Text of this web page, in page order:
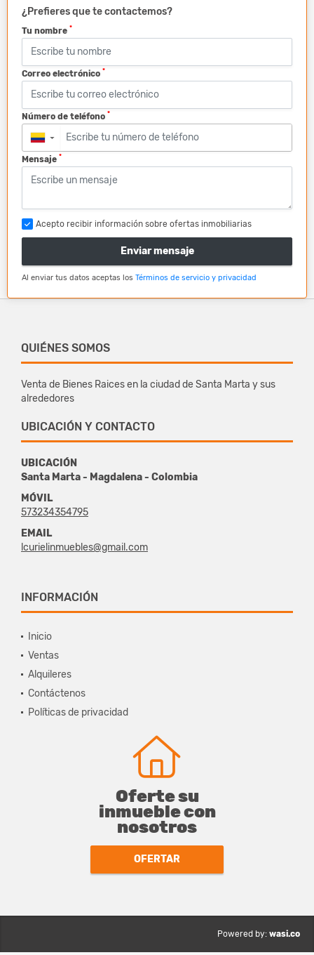
¿Prefieres que te contactemos?
Tu nombre *
Correo electrónico *
Número de teléfono *
▼
Mensaje *
Acepto recibir información sobre ofertas inmobiliarias
Enviar mensaje
Al enviar tus datos aceptas los Términos de servicio y privacidad
QUIÉNES SOMOS
Venta de Bienes Raices en la ciudad de Santa Marta y sus
alrededores
UBICACIÓN Y CONTACTO
UBICACIÓN
Santa Marta - Magdalena - Colombia
MÓVIL
573234354795
EMAIL
lcurielinmuebles@gmail.com
INFORMACIÓN
Inicio
Ventas
Alquileres
Contáctenos
Políticas de privacidad
Oferte su
inmueble con
nosotros
OFERTAR
Powered by: wasi.co